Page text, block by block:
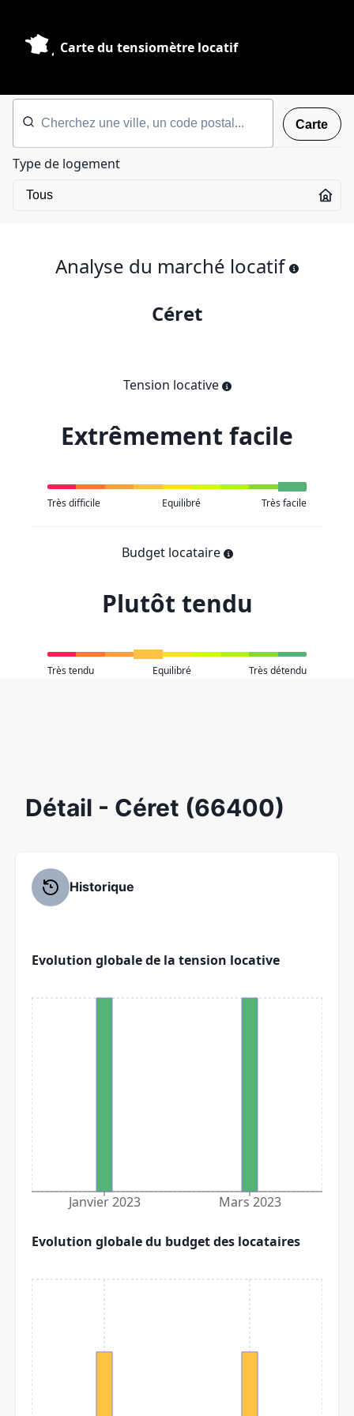
Carte du tensiomètre locatif
Carte
Type de logement
Analyse du marché locatif
Céret
Tension locative
Extrêmement facile
Très difficile Equilibré Très facile
Budget locataire
Plutôt tendu
Très tendu Equilibré Très détendu
Détail - Céret (66400)
Historique
Evolution globale de la tension locative
Janvier 2023 Mars 2023
Evolution globale du budget des locataires